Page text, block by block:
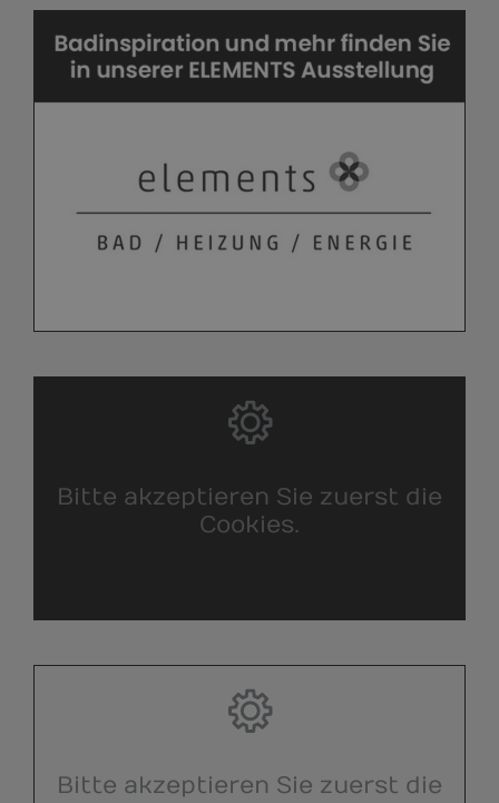
Bitte akzeptieren Sie zuerst die
Cookies.
Bitte akzeptieren Sie zuerst die